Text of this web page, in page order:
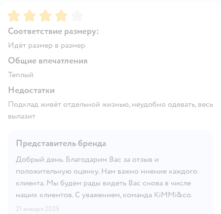
Рейтинг:4
Соответствие размеру:
Идёт размер в размер
Общие впечатления
Теплый
Недостатки
Подклад живёт отдельной жизнью, неудобно одевать, весь
вылазит
Представитель бренда
Добрый день. Благодарим Вас за отзыв и
положительную оценку. Нам важно мнение каждого
клиента. Мы будем рады видеть Вас снова в числе
наших клиентов. С уважением, команда KiMMi&co.
21 января 2025